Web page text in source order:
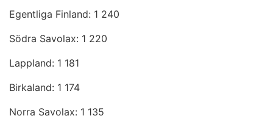
Egentliga Finland: 1 240
Södra Savolax: 1 220
Lappland: 1 181
Birkaland: 1 174
Norra Savolax: 1 135